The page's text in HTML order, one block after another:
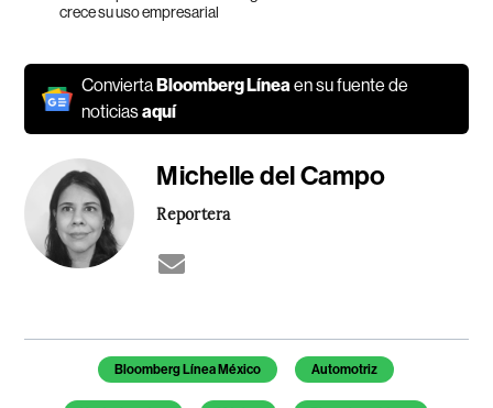
crece su uso empresarial
ConviertaBloomberg Líneaen su fuente de
noticiasaquí
Michelle del Campo
Reportera
Temas de este artículo
Bloomberg Línea México Automotriz